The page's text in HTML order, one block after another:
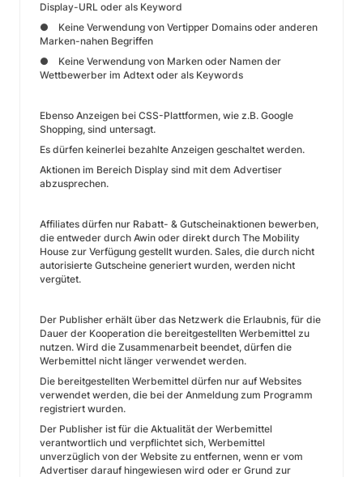
Display-URL oder als Keyword
● Keine Verwendung von Vertipper Domains oder anderen
Marken-nahen Begriffen
● Keine Verwendung von Marken oder Namen der
Wettbewerber im Adtext oder als Keywords
Ebenso Anzeigen bei CSS-Plattformen, wie z.B. Google
Shopping, sind untersagt.
Es dürfen keinerlei bezahlte Anzeigen geschaltet werden.
Aktionen im Bereich Display sind mit dem Advertiser
abzusprechen.
Affiliates dürfen nur Rabatt- & Gutscheinaktionen bewerben,
die entweder durch Awin oder direkt durch The Mobility
House zur Verfügung gestellt wurden. Sales, die durch nicht
autorisierte Gutscheine generiert wurden, werden nicht
vergütet.
Der Publisher erhält über das Netzwerk die Erlaubnis, für die
Dauer der Kooperation die bereitgestellten Werbemittel zu
nutzen. Wird die Zusammenarbeit beendet, dürfen die
Werbemittel nicht länger verwendet werden.
Die bereitgestellten Werbemittel dürfen nur auf Websites
verwendet werden, die bei der Anmeldung zum Programm
registriert wurden.
Der Publisher ist für die Aktualität der Werbemittel
verantwortlich und verpflichtet sich, Werbemittel
unverzüglich von der Website zu entfernen, wenn er vom
Advertiser darauf hingewiesen wird oder er Grund zur